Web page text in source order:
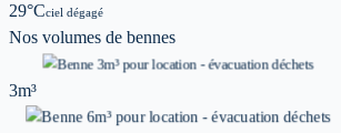
29°Cciel dégagé
Nos volumes de bennes
3m³